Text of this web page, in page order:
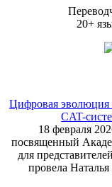
20+
Цифровая эволюция
CAT-
18 февраля
посвященный
для
провела